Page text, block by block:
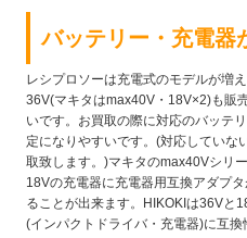
バッテリー・充電器
レシプロソーは充電式のモデルが増
36V(マキタはmax40V・18V×2)も販
いです。お買取の際に対応のバッテ
定になりやすいです。(対応していな
取致します。)マキタのmax40Vシリ
18Vの充電器に充電器用互換アダプ
ることが出来ます。HIKOKIは36Vと
(インパクトドライバ・充電器)に互換